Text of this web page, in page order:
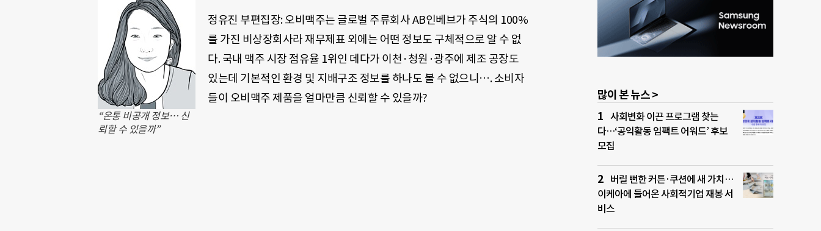
“온통 비공개 정보… 신
뢰할 수 있을까”
정유진 부편집장: 오비맥주는 글로벌 주류회사 AB인베브가 주식의 100%
를 가진 비상장회사라 재무제표 외에는 어떤 정보도 구체적으로 알 수 없
다. 국내 맥주 시장 점유율 1위인 데다가 이천·청원·광주에 제조 공장도
있는데 기본적인 환경 및 지배구조 정보를 하나도 볼 수 없으니…. 소비자
들이 오비맥주 제품을 얼마만큼 신뢰할 수 있을까?
많이 본 뉴스 >
사회변화 이끈 프로그램 찾는
다…‘공익활동 임팩트 어워드’ 후보
모집
버릴 뻔한 커튼·쿠션에 새 가치…
이케아에 들어온 사회적기업 재봉 서
비스